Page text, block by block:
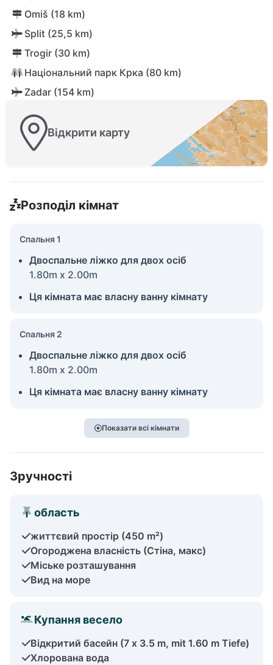
Omiš (18 km)
Split (25,5 km)
Trogir (30 km)
Національний парк Крка (80 km)
Zadar (154 km)
Відкрити карту
Розподіл кімнат
Спальня 1
Двоспальне ліжко для двох осіб
1.80m x 2.00m
Ця кімната має власну ванну кімнату
Спальня 2
Двоспальне ліжко для двох осіб
1.80m x 2.00m
Ця кімната має власну ванну кімнату
Показати всі кімнати
Зручності
область
життєвий простір (450 m²)
Огороджена власність (Стіна, макс)
Міське розташування
Вид на море
Купання весело
Відкритий басейн (7 x 3.5 m, mit 1.60 m Tiefe)
Хлорована вода